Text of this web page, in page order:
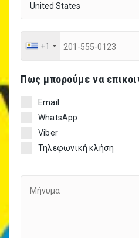
+1
Πως μπορούμε να
Email
WhatsApp
Viber
Τηλεφωνική κλήση